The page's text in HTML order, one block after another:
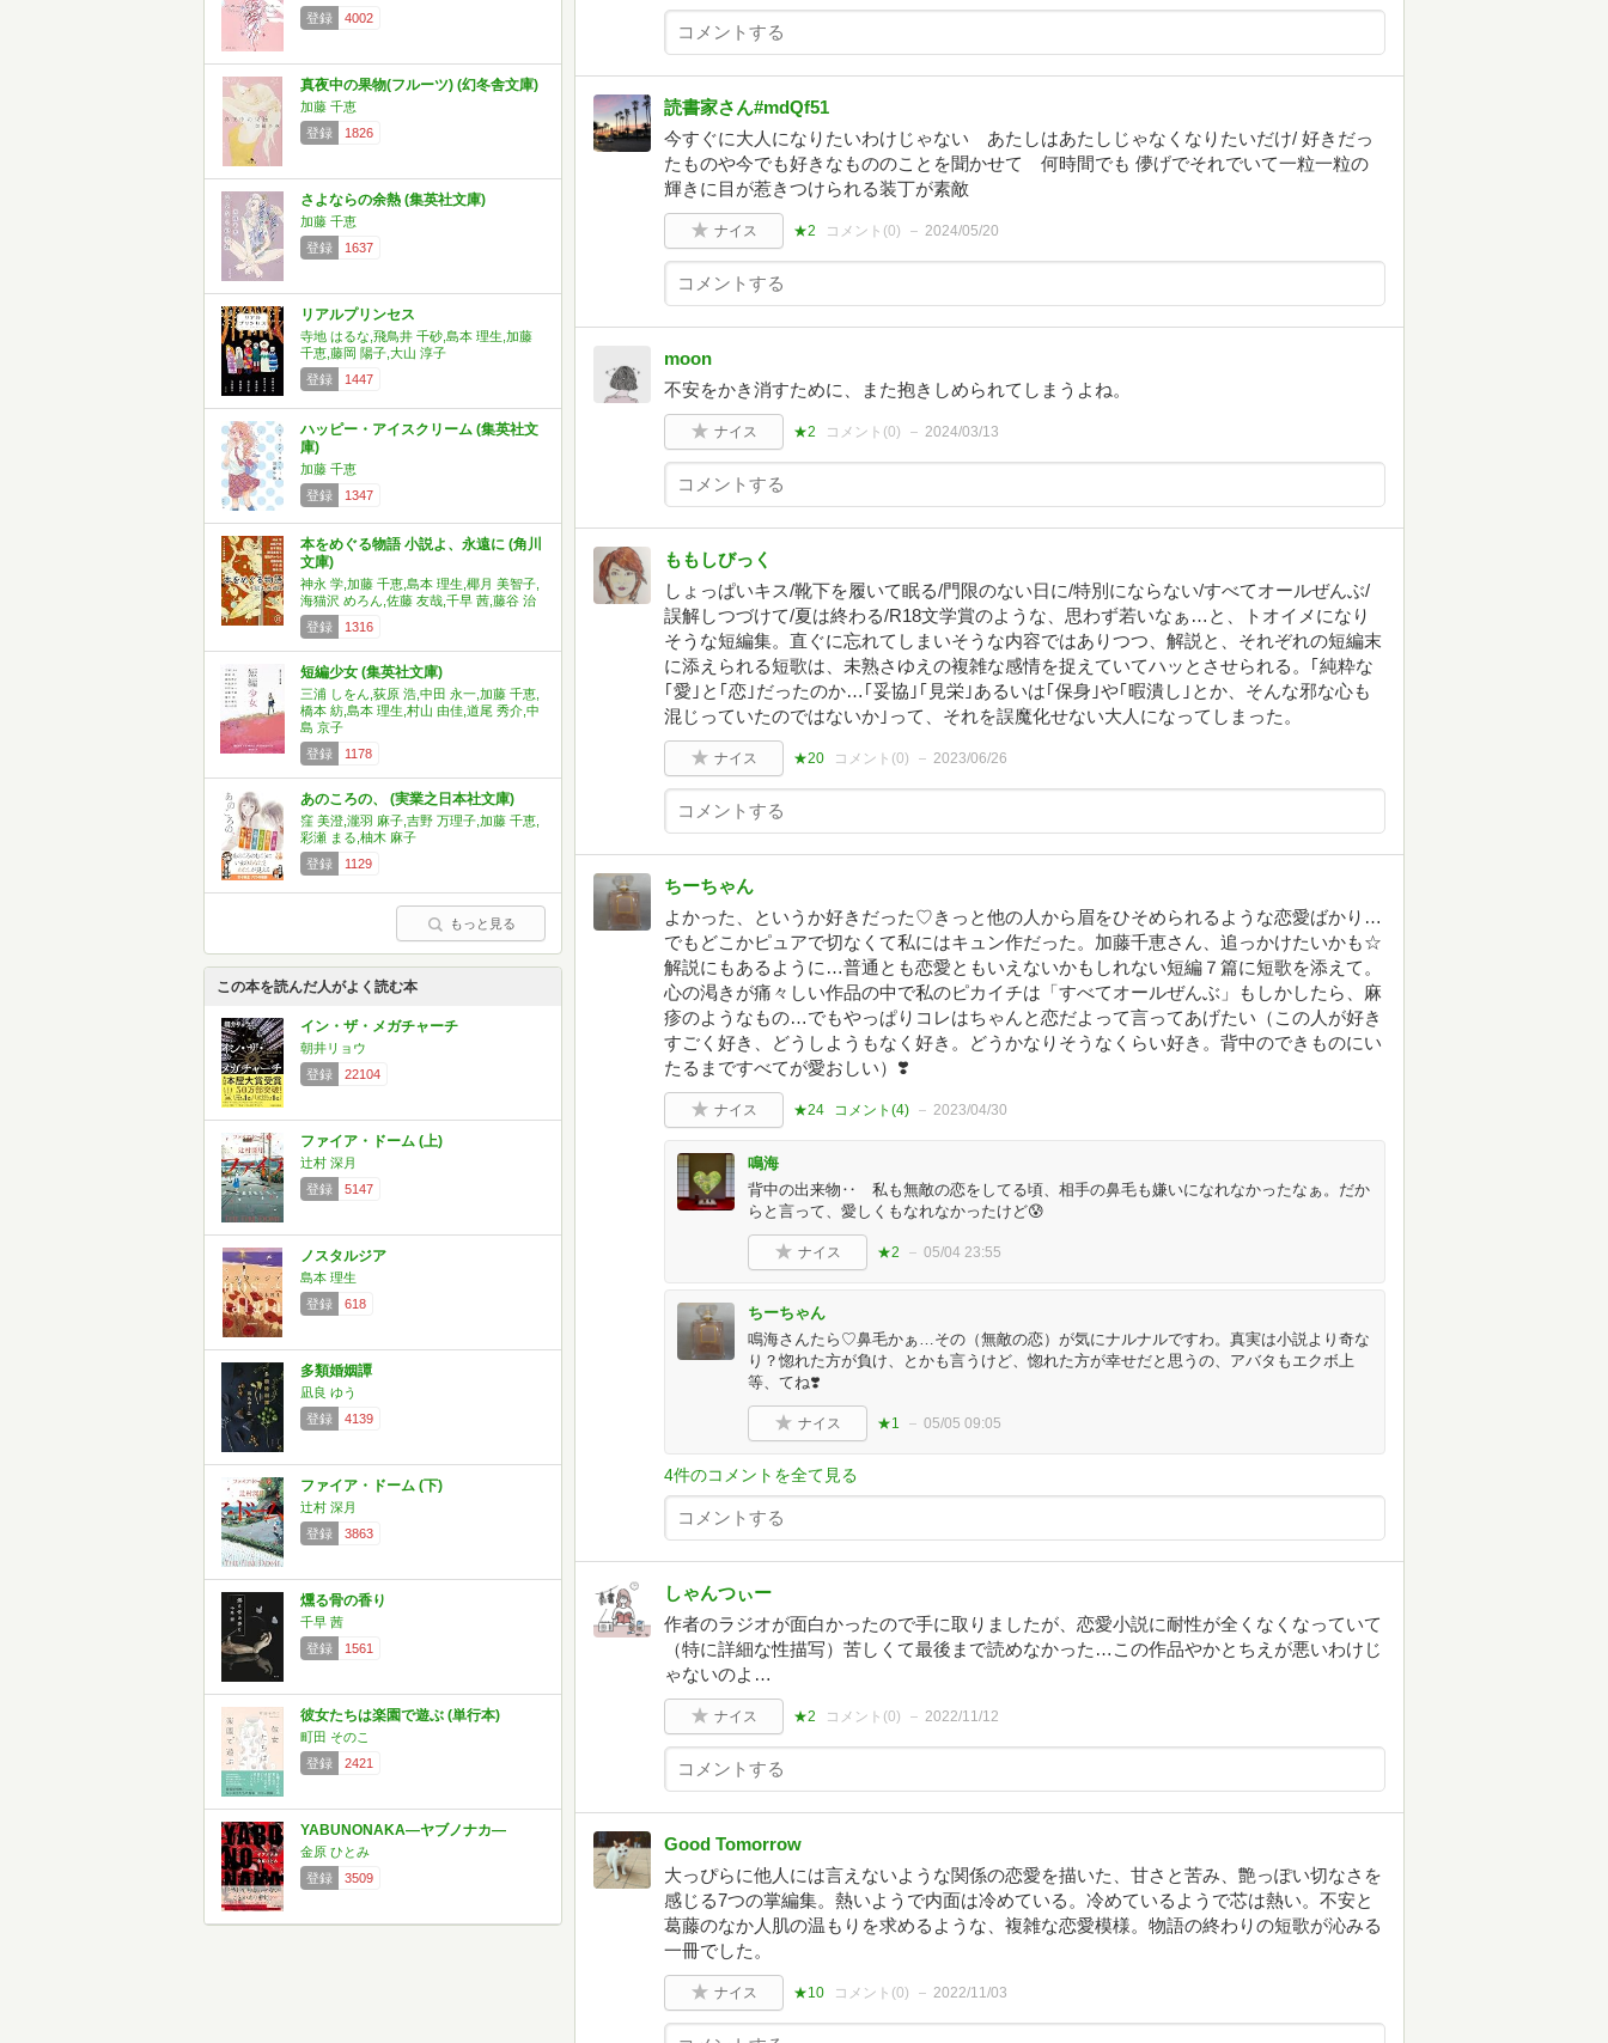
登録
4002
真夜中の果物(フルーツ) (幻冬舎文庫)
加藤 千恵
登録
1826
さよならの余熱 (集英社文庫)
加藤 千恵
登録
1637
リアルプリンセス
寺地 はるな,飛鳥井 千砂,島本 理生,加藤
千恵,藤岡 陽子,大山 淳子
登録
1447
ハッピー・アイスクリーム (集英社文
庫)
加藤 千恵
登録
1347
本をめぐる物語 小説よ、永遠に (角川
文庫)
神永 学,加藤 千恵,島本 理生,椰月 美智子,
海猫沢 めろん,佐藤 友哉,千早 茜,藤谷 治
登録
1316
短編少女 (集英社文庫)
三浦 しをん,荻原 浩,中田 永一,加藤 千恵,
橋本 紡,島本 理生,村山 由佳,道尾 秀介,中
島 京子
登録
1178
あのころの、 (実業之日本社文庫)
窪 美澄,瀧羽 麻子,吉野 万理子,加藤 千恵,
彩瀬 まる,柚木 麻子
登録
1129
もっと見る
この本を読んだ人がよく読む本
イン・ザ・メガチャーチ
朝井リョウ
登録
22104
ファイア・ドーム (上)
辻村 深月
登録
5147
ノスタルジア
島本 理生
登録
618
多類婚姻譚
凪良 ゆう
登録
4139
ファイア・ドーム (下)
辻村 深月
登録
3863
燻る骨の香り
千早 茜
登録
1561
彼女たちは楽園で遊ぶ (単行本)
町田 そのこ
登録
2421
YABUNONAKA―ヤブノナカ―
金原 ひとみ
登録
3509
読書家さん#mdQf51
今すぐに大人になりたいわけじゃない あたしはあたしじゃなくなりたいだけ/ 好きだっ
たものや今でも好きなもののことを聞かせて 何時間でも 儚げでそれでいて一粒一粒の
輝きに目が惹きつけられる装丁が素敵
ナイス ★2 コメント(0) 2024/05/20
moon
不安をかき消すために、また抱きしめられてしまうよね。
ナイス ★2 コメント(0) 2024/03/13
ももしびっく
しょっぱいキス/靴下を履いて眠る/門限のない日に/特別にならない/すべてオールぜんぶ/
誤解しつづけて/夏は終わる/R18文学賞のような、思わず若いなぁ…と、トオイメになり
そうな短編集。直ぐに忘れてしまいそうな内容ではありつつ、解説と、それぞれの短編末
に添えられる短歌は、未熟さゆえの複雑な感情を捉えていてハッとさせられる。｢純粋な
｢愛｣と｢恋｣だったのか…｢妥協｣｢見栄｣あるいは｢保身｣や｢暇潰し｣とか、そんな邪な心も
混じっていたのではないか｣って、それを誤魔化せない大人になってしまった。
ナイス ★20 コメント(0) 2023/06/26
ちーちゃん
よかった、というか好きだった♡きっと他の人から眉をひそめられるような恋愛ばかり…
でもどこかピュアで切なくて私にはキュン作だった。加藤千恵さん、追っかけたいかも☆
解説にもあるように…普通とも恋愛ともいえないかもしれない短編７篇に短歌を添えて。
心の渇きが痛々しい作品の中で私のピカイチは「すべてオールぜんぶ」もしかしたら、麻
疹のようなもの…でもやっぱりコレはちゃんと恋だよって言ってあげたい（この人が好き
すごく好き、どうしようもなく好き。どうかなりそうなくらい好き。背中のできものにい
たるまですべてが愛おしい）❣️
ナイス ★24 コメント(4) 2023/04/30
鳴海
背中の出来物‥ 私も無敵の恋をしてる頃、相手の鼻毛も嫌いになれなかったなぁ。だか
らと言って、愛しくもなれなかったけど😰
ナイス ★2 05/04 23:55
ちーちゃん
鳴海さんたら♡鼻毛かぁ…その（無敵の恋）が気にナルナルですわ。真実は小説より奇な
り？惚れた方が負け、とかも言うけど、惚れた方が幸せだと思うの、アバタもエクボ上
等、てね❣️
ナイス ★1 05/05 09:05
4件のコメントを全て見る
しゃんつぃー
作者のラジオが面白かったので手に取りましたが、恋愛小説に耐性が全くなくなっていて
（特に詳細な性描写）苦しくて最後まで読めなかった…この作品やかとちえが悪いわけじ
ゃないのよ…
ナイス ★2 コメント(0) 2022/11/12
Good Tomorrow
大っぴらに他人には言えないような関係の恋愛を描いた、甘さと苦み、艶っぽい切なさを
感じる7つの掌編集。熱いようで内面は冷めている。冷めているようで芯は熱い。不安と
葛藤のなか人肌の温もりを求めるような、複雑な恋愛模様。物語の終わりの短歌が沁みる
一冊でした。
ナイス ★10 コメント(0) 2022/11/03